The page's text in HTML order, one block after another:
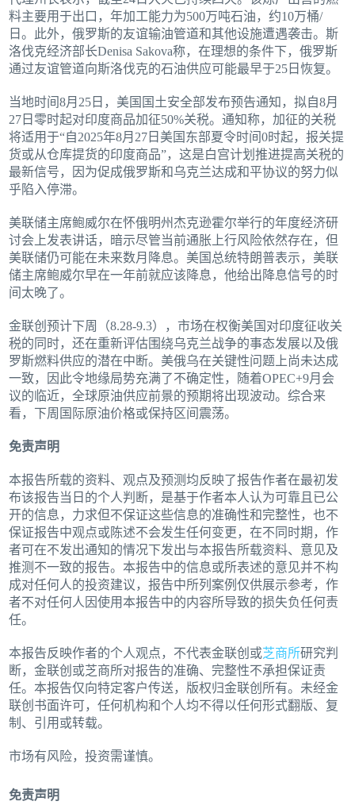
料主要用于出口，年加工能力为500万吨石油，约10万桶/
日。此外，俄罗斯的友谊输油管道和其他设施遭遇袭击。斯
洛伐克经济部长Denisa Sakova称，在理想的条件下，俄罗斯
通过友谊管道向斯洛伐克的石油供应可能最早于25日恢复。
当地时间8月25日，美国国土安全部发布预告通知，拟自8月
27日零时起对印度商品加征50%关税。通知称，加征的关税
将适用于“自2025年8月27日美国东部夏令时间0时起，报关提
货或从仓库提货的印度商品”，这是白宫计划推进提高关税的
最新信号，因为促成俄罗斯和乌克兰达成和平协议的努力似
乎陷入停滞。
美联储主席鲍威尔在怀俄明州杰克逊霍尔举行的年度经济研
讨会上发表讲话，暗示尽管当前通胀上行风险依然存在，但
美联储仍可能在未来数月降息。美国总统特朗普表示，美联
储主席鲍威尔早在一年前就应该降息，他给出降息信号的时
间太晚了。
金联创预计下周（8.28-9.3），市场在权衡美国对印度征收关
税的同时，还在重新评估围绕乌克兰战争的事态发展以及俄
罗斯燃料供应的潜在中断。美俄乌在关键性问题上尚未达成
一致，因此令地缘局势充满了不确定性，随着OPEC+9月会
议的临近，全球原油供应前景的预期将出现波动。综合来
看，下周国际原油价格或保持区间震荡。
免责声明
本报告所载的资料、观点及预测均反映了报告作者在最初发
布该报告当日的个人判断，是基于作者本人认为可靠且已公
开的信息，力求但不保证这些信息的准确性和完整性，也不
保证报告中观点或陈述不会发生任何变更，在不同时期，作
者可在不发出通知的情况下发出与本报告所载资料、意见及
推测不一致的报告。本报告中的信息或所表述的意见并不构
成对任何人的投资建议，报告中所列案例仅供展示参考，作
者不对任何人因使用本报告中的内容所导致的损失负任何责
任。
本报告反映作者的个人观点，不代表金联创或芝商所研究判
断，金联创或芝商所对报告的准确、完整性不承担保证责
任。本报告仅向特定客户传送，版权归金联创所有。未经金
联创书面许可，任何机构和个人均不得以任何形式翻版、复
制、引用或转载。
市场有风险，投资需谨慎。
免责声明